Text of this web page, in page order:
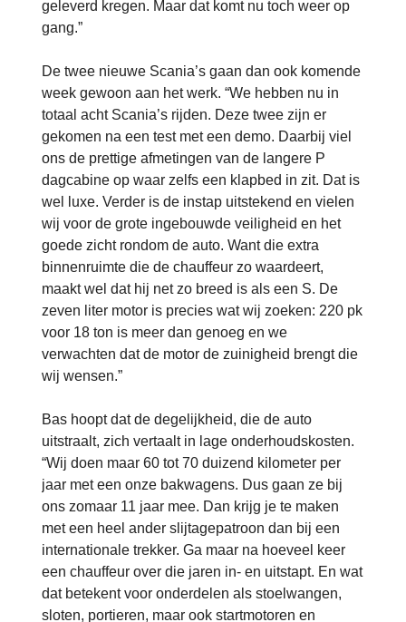
geleverd kregen. Maar dat komt nu toch weer op
gang.”
De twee nieuwe Scania’s gaan dan ook komende
week gewoon aan het werk. “We hebben nu in
totaal acht Scania’s rijden. Deze twee zijn er
gekomen na een test met een demo. Daarbij viel
ons de prettige afmetingen van de langere P
dagcabine op waar zelfs een klapbed in zit. Dat is
wel luxe. Verder is de instap uitstekend en vielen
wij voor de grote ingebouwde veiligheid en het
goede zicht rondom de auto. Want die extra
binnenruimte die de chauffeur zo waardeert,
maakt wel dat hij net zo breed is als een S. De
zeven liter motor is precies wat wij zoeken: 220 pk
voor 18 ton is meer dan genoeg en we
verwachten dat de motor de zuinigheid brengt die
wij wensen.”
Bas hoopt dat de degelijkheid, die de auto
uitstraalt, zich vertaalt in lage onderhoudskosten.
“Wij doen maar 60 tot 70 duizend kilometer per
jaar met een onze bakwagens. Dus gaan ze bij
ons zomaar 11 jaar mee. Dan krijg je te maken
met een heel ander slijtagepatroon dan bij een
internationale trekker. Ga maar na hoeveel keer
een chauffeur over die jaren in- en uitstapt. En wat
dat betekent voor onderdelen als stoelwangen,
sloten, portieren, maar ook startmotoren en